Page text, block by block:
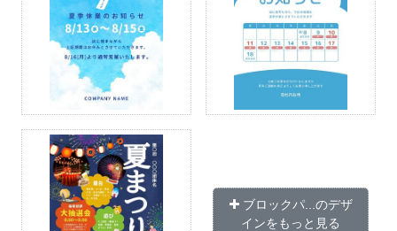
ブロックパ...のデザ
インをもっと見る